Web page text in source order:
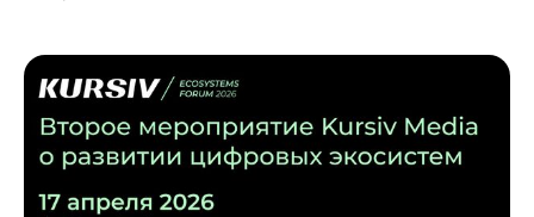
представители крупнейших технологических и
участвовали: ● CEO Freedom Holding
Corp. Тимур Турлов; ● CEO Ozon в СНГ Наталья
Боер; ● глава Yandex Qazaqstan Тимур
Шалекенов; ● управляющий директор
Freedom Bank Вячеслав Ким;